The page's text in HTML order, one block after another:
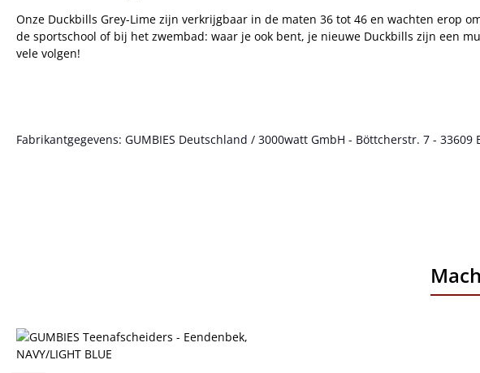
Onze Duckbills Grey-Lime zijn verkrijgbaar in de maten 36 tot 46 en wachten erop
de sportschool of bij het zwembad: waar je ook bent, je nieuwe Duckbills zijn een
vele volgen!
Fabrikantgegevens: GUMBIES Deutschland / 3000watt GmbH - Böttcherstr. 7 -
Productgalerij overslaan